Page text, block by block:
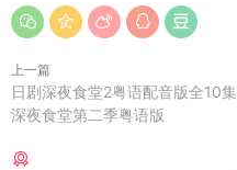
上一篇
日剧深夜食堂2粤语配音版全10集
深夜食堂第二季粤语版